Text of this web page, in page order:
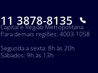
11 3878-8135
Capital e Região Metropolitana
Para demais regiões: 4003-1058
Segunda a sexta: 8h às 20h
Sábados: 9h às 13h